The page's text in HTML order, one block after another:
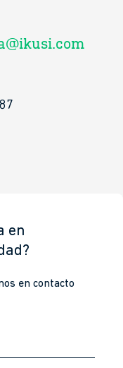
en
en contacto